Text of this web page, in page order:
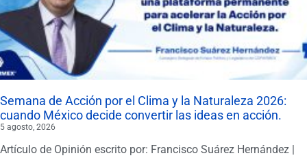
Semana de Acción por el Clima y la Naturaleza 2026:
cuando México decide convertir las ideas en acción.
5 agosto, 2026
Artículo de Opinión escrito por: Francisco Suárez Hernández |